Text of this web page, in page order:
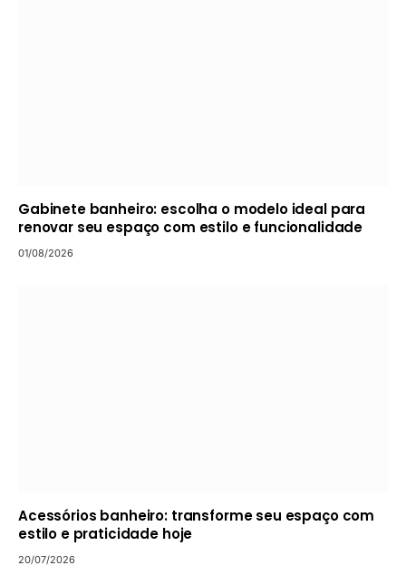
Gabinete banheiro: escolha o modelo ideal para
renovar seu espaço com estilo e funcionalidade
01/08/2026
Acessórios banheiro: transforme seu espaço com
estilo e praticidade hoje
20/07/2026